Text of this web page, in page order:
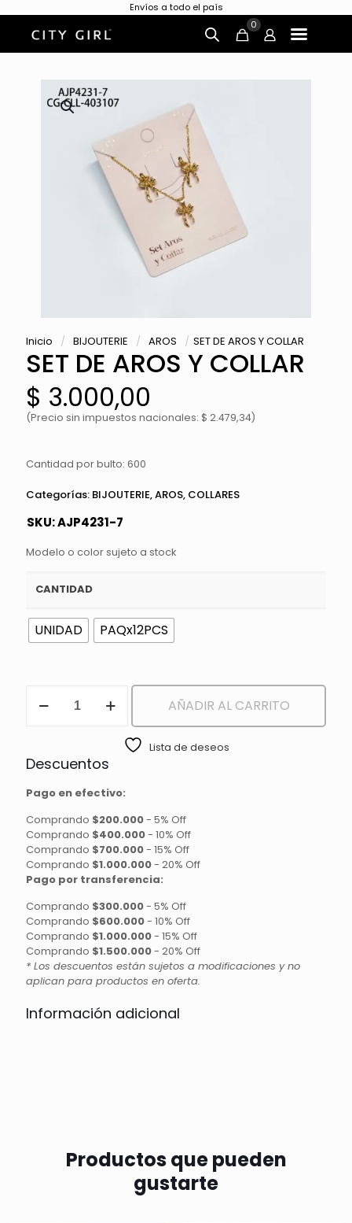
Envíos a todo el país
0
Inicio / BIJOUTERIE / AROS / SET DE AROS Y COLLAR
SET DE AROS Y COLLAR
$ 3.000,00
(Precio sin impuestos nacionales: $ 2.479,34)
Cantidad por bulto: 600
Categorías: BIJOUTERIE,AROS, COLLARES
SKU:AJP4231-7
Modelo o color sujeto a stock
CANTIDAD
UNIDAD PAQx12PCS
cantidad
AÑADIR AL CARRITO
Lista de deseos
Descuentos
Pago en efectivo:
Comprando $200.000- 5% Off
Comprando $400.000- 10% Off
Comprando $700.000- 15% Off
Comprando $1.000.000- 20% Off
Pago por transferencia:
Comprando $300.000- 5% Off
Comprando $600.000- 10% Off
Comprando $1.000.000- 15% Off
Comprando $1.500.000- 20% Off
* Los descuentos están sujetos a modificaciones y no
aplican para productos en oferta.
Información adicional
Productos que pueden
gustarte